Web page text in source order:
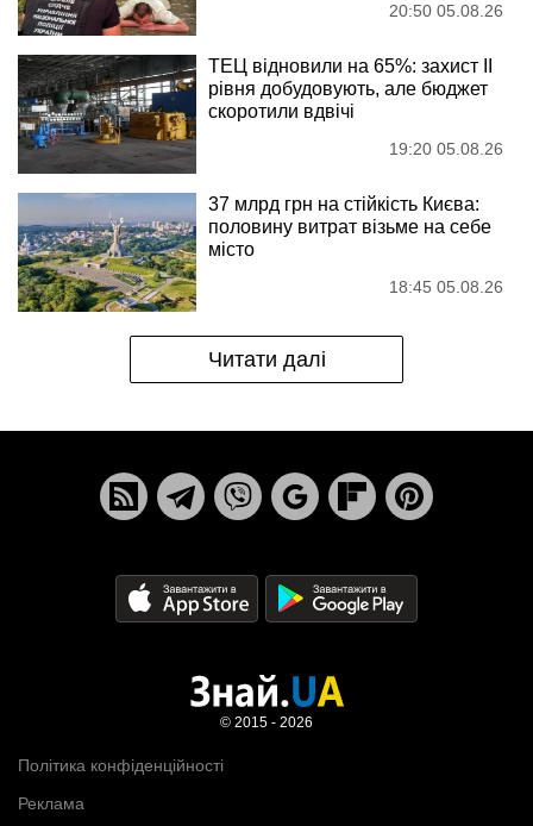
20:50 05.08.26
ТЕЦ відновили на 65%: захист II
рівня добудовують, але бюджет
скоротили вдвічі
19:20 05.08.26
37 млрд грн на стійкість Києва:
половину витрат візьме на себе
місто
18:45 05.08.26
Читати далі
Політика конфіденційності
Реклама
© 2015 - 2026